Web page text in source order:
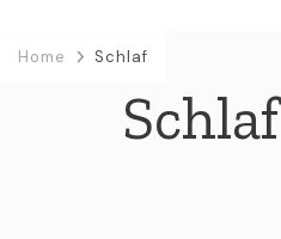
Home Schlaf
Schlaf